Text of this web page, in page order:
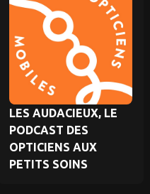
LES AUDACIEUX, LE
PODCAST DES
OPTICIENS AUX
PETITS SOINS